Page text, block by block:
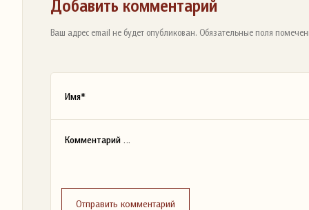
Добавить комментарий
Ваш адрес email не будет опубликован. Обязательные поля
Отправить комментарий